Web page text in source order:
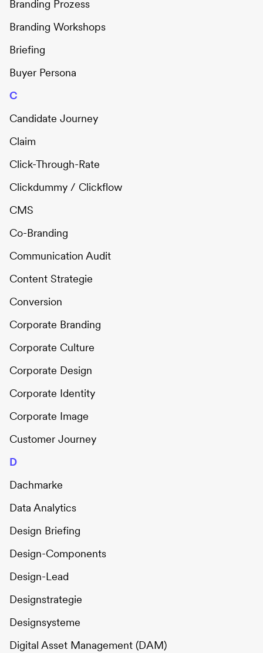
Branding Prozess
Branding Workshops
Briefing
Buyer Persona
C
Candidate Journey
Claim
Click-Through-Rate
Clickdummy / Clickflow
CMS
Co-Branding
Communication Audit
Content Strategie
Conversion
Corporate Branding
Corporate Culture
Corporate Design
Corporate Identity
Corporate Image
Customer Journey
D
Dachmarke
Data Analytics
Design Briefing
Design-Components
Design-Lead
Designstrategie
Designsysteme
Digital Asset Management (DAM)